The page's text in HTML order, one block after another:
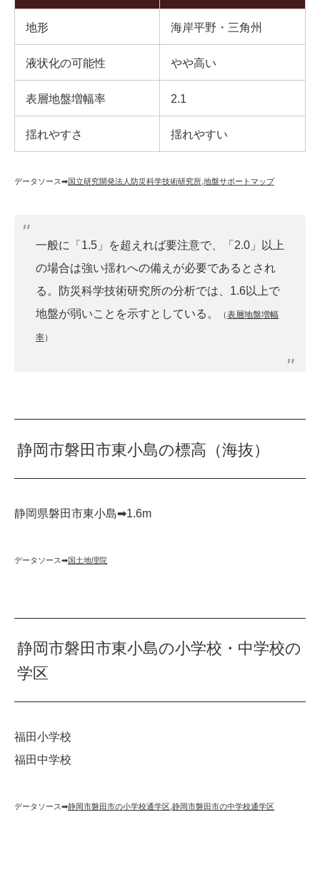
地形 海岸平野・三角州
液状化の可能性 やや高い
表層地盤増幅率 2.1
揺れやすさ 揺れやすい
データソース➡︎国立研究開発法人防災科学技術研究所 地盤サポートマップ
一般に「1.5」を超えれば要注意で、「2.0」以上
の場合は強い揺れへの備えが必要であるとされ
る。防災科学技術研究所の分析では、1.6以上で
地盤が弱いことを示すとしている。
（表層地盤増幅
率）
静岡市磐田市東小島の標高（海抜）
静岡県磐田市東小島➡︎1.6m
データソース➡︎国土地理院
静岡市磐田市東小島の小学校・中学校の
学区
福田小学校
福田中学校
データソース➡︎静岡市磐田市の小学校通学区 静岡市磐田市の中学校通学区